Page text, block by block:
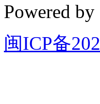
Powered by
闽ICP备